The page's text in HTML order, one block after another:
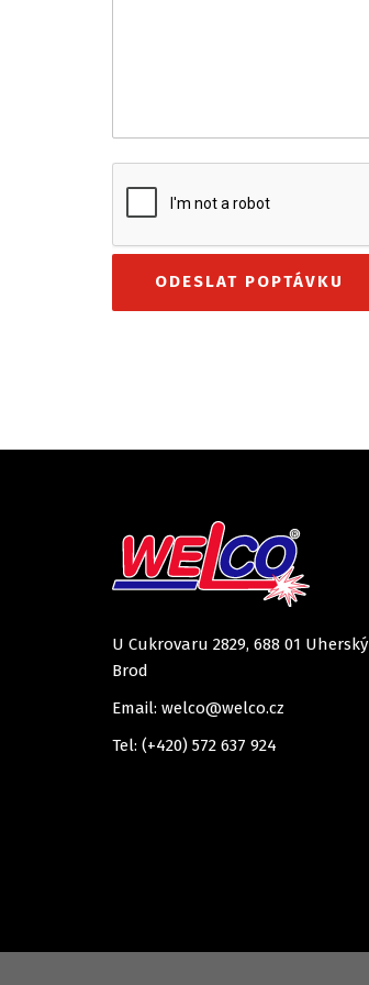
U Cukrovaru 2829, 688 01 Uherský
Brod
Email: welco@welco.cz
Tel: (+420) 572 637 924